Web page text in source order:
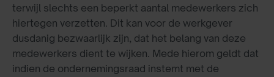
terwijl slechts een beperkt aantal medewerkers zich
hiertegen verzetten. Dit kan voor de werkgever
dusdanig bezwaarlijk zijn, dat het belang van deze
medewerkers dient te wijken. Mede hierom geldt dat
indien de ondernemingsraad instemt met de